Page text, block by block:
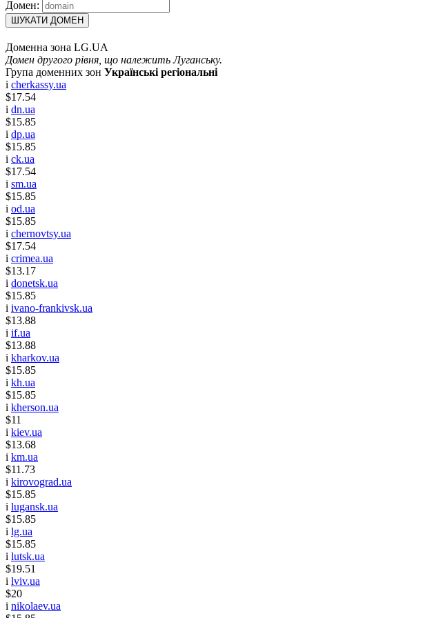
Домен:
ШУКАТИ ДОМЕН
Доменна зона LG.UA
Домен другого рівня, що належить Луганську.
Група доменних зон Українські регіональні
i cherkassy.ua
$17.54
i dn.ua
$15.85
i dp.ua
$15.85
i ck.ua
$17.54
i sm.ua
$15.85
i od.ua
$15.85
i chernovtsy.ua
$17.54
i crimea.ua
$13.17
i donetsk.ua
$15.85
i ivano-frankivsk.ua
$13.88
i if.ua
$13.88
i kharkov.ua
$15.85
i kh.ua
$15.85
i kherson.ua
$11
i kiev.ua
$13.68
i km.ua
$11.73
i kirovograd.ua
$15.85
i lugansk.ua
$15.85
i lg.ua
$15.85
i lutsk.ua
$19.51
i lviv.ua
$20
i nikolaev.ua